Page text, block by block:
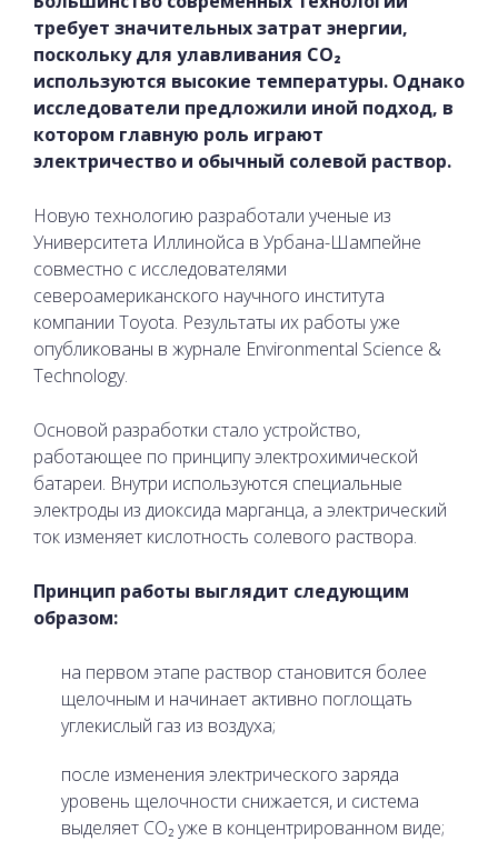
требует значительных затрат энергии,
поскольку для улавливания CO₂
используются высокие температуры. Однако
исследователи предложили иной подход, в
котором главную роль играют
электричество и обычный солевой раствор.
Новую технологию разработали ученые из
Университета Иллинойса в Урбана-Шампейне
совместно с исследователями
североамериканского научного института
компании Toyota. Результаты их работы уже
опубликованы в журнале Environmental Science &
Technology.
Основой разработки стало устройство,
работающее по принципу электрохимической
батареи. Внутри используются специальные
электроды из диоксида марганца, а электрический
ток изменяет кислотность солевого раствора.
Принцип работы выглядит следующим
образом:
на первом этапе раствор становится более
щелочным и начинает активно поглощать
углекислый газ из воздуха;
после изменения электрического заряда
уровень щелочности снижается, и система
выделяет CO₂ уже в концентрированном виде;